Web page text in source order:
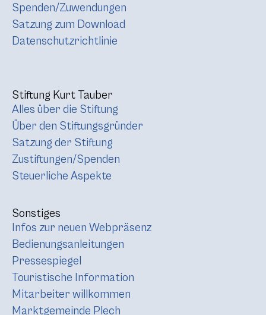
Spenden/Zuwendungen
Satzung zum Download
Datenschutzrichtlinie
Stiftung Kurt Tauber
Alles über die Stiftung
Über den Stiftungsgründer
Satzung der Stiftung
Zustiftungen/Spenden
Steuerliche Aspekte
Sonstiges
Infos zur neuen Webpräsenz
Bedienungsanleitungen
Pressespiegel
Touristische Information
Mitarbeiter willkommen
Marktgemeinde Plech